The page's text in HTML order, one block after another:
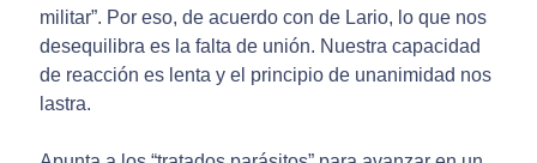
militar”. Por eso, de acuerdo con de Lario, lo que nos
desequilibra es la falta de unión. Nuestra capacidad
de reacción es lenta y el principio de unanimidad nos
lastra.